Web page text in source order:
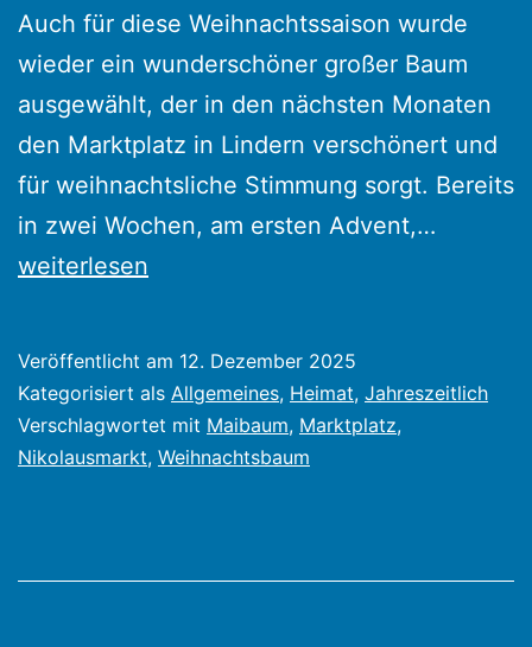
Auch für diese Weihnachtssaison wurde
wieder ein wunderschöner großer Baum
ausgewählt, der in den nächsten Monaten
den Marktplatz in Lindern verschönert und
für weihnachtsliche Stimmung sorgt. Bereits
in zwei Wochen, am ersten Advent,…
weiterlesen
Veröffentlicht am 12. Dezember 2025
Kategorisiert als Allgemeines, Heimat, Jahreszeitlich
Verschlagwortet mit Maibaum, Marktplatz,
Nikolausmarkt, Weihnachtsbaum